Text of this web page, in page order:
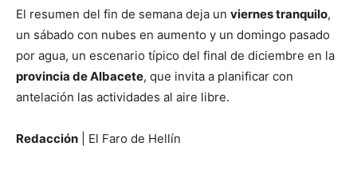
El resumen del fin de semana deja un viernes tranquilo,
un sábado con nubes en aumento y un domingo pasado
por agua, un escenario típico del final de diciembre en la
provincia de Albacete, que invita a planificar con
antelación las actividades al aire libre.
Redacción | El Faro de Hellín